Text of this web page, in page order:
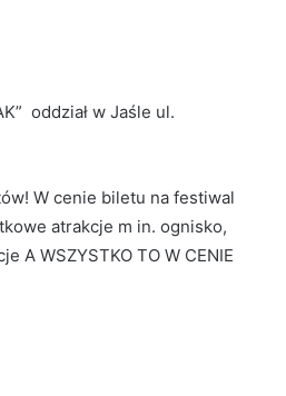
oddział w Jaśle ul.
W cenie biletu na festiwal
atrakcje m in. ognisko,
A WSZYSTKO TO W CENIE